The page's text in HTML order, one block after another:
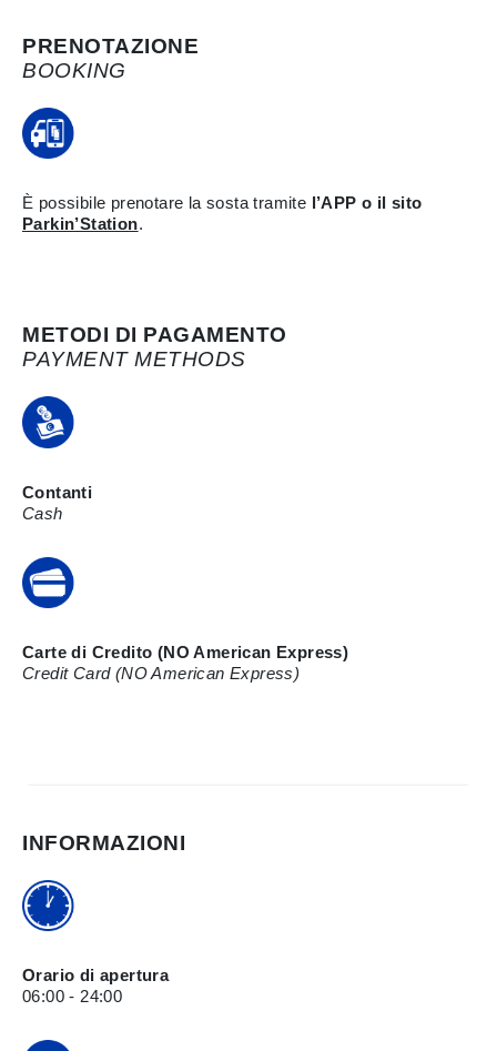
PRENOTAZIONE
BOOKING
È possibile prenotare la sosta tramite l’APP o il sito
Parkin’Station.
METODI DI PAGAMENTO
PAYMENT METHODS
Contanti
Cash
Carte di Credito (NO American Express)
Credit Card (NO American Express)
INFORMAZIONI
Orario di apertura
06:00 - 24:00